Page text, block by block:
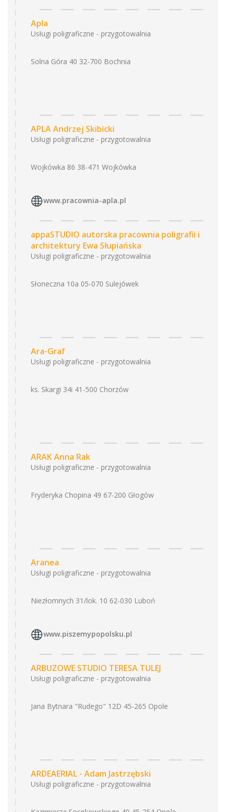
Apla
Usługi poligraficzne - przygotowalnia
Solna Góra 40 32-700 Bochnia
APLA Andrzej Skibicki
Usługi poligraficzne - przygotowalnia
Wojkówka 86 38-471 Wojkówka
www.pracownia-apla.pl
appaSTUDIO autorska pracownia poligrafii i
architektury Ewa Słupiańska
Usługi poligraficzne - przygotowalnia
Słoneczna 10a 05-070 Sulejówek
Ara-Graf
Usługi poligraficzne - przygotowalnia
ks. Skargi 34i 41-500 Chorzów
ARAK Anna Rak
Usługi poligraficzne - przygotowalnia
Fryderyka Chopina 49 67-200 Głogów
Aranea
Usługi poligraficzne - przygotowalnia
Niezłomnych 31/lok. 10 62-030 Luboń
www.piszemypopolsku.pl
ARBUZOWE STUDIO TERESA TULEJ
Usługi poligraficzne - przygotowalnia
Jana Bytnara "Rudego" 12D 45-265 Opole
ARDEAERIAL - Adam Jastrzębski
Usługi poligraficzne - przygotowalnia